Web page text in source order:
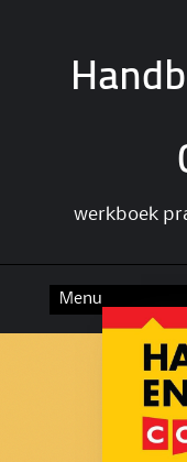
werkboek